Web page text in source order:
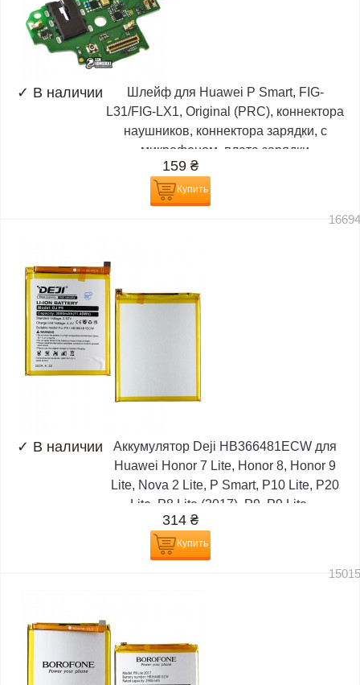
✓ В наличии
Шлейф для Huawei P Smart, FIG-
L31/FIG-LX1, Original (PRC), коннектора
наушников, коннектора зарядки, с
микрофоном, плата зарядки
159 ₴
Купить
✓ В наличии
Аккумулятор Deji HB366481ECW для
Huawei Honor 7 Lite, Honor 8, Honor 9
Lite, Nova 2 Lite, P Smart, P10 Lite, P20
Lite, P8 Lite (2017), P9, P9 Lite,...
314 ₴
Купить